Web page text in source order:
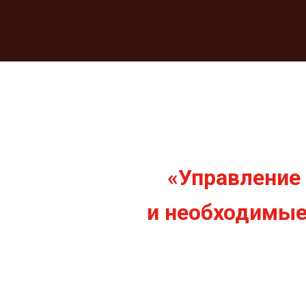
и